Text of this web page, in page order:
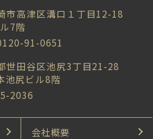
市高津区溝口１丁目12-18
7階
91-0651
世田谷区池尻3丁目21-28
池尻ビル8階
2036
会社概要